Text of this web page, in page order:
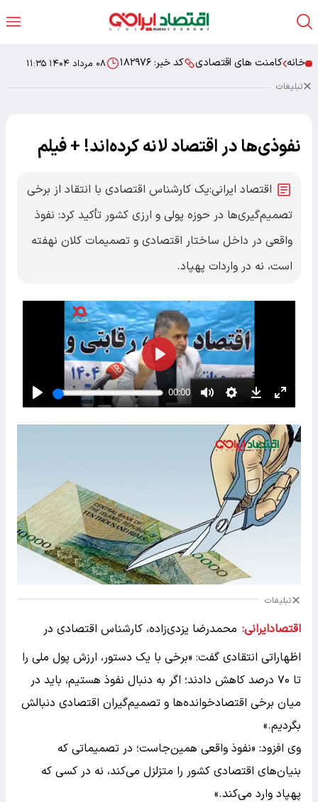
خانه کامنت های اقتصادی کد خبر: ۱۸۲۹۷۶ ۰۸ مرداد ۱۴۰۴ ۱۱:۳۵
تبلیغات
نفوذی‌ها در اقتصاد لانه کرده‌اند! + فیلم
اقتصاد ایرانی:یک کارشناس اقتصادی با انتقاد از برخی
تصمیم‌گیری‌ها در حوزه پولی و ارزی کشور تأکید کرد: نفوذ
واقعی در داخل ساختار اقتصادی و تصمیمات کلان نهفته
است، نه در واردات پهپاد.
تبلیغات
اقتصادایرانی: محمدرضا یزدی‌زاده، کارشناس اقتصادی در
اظهاراتی انتقادی گفت: «برخی با یک دستور، ارزش پول ملی را
تا ۷۰ درصد کاهش دادند؛ اگر به دنبال نفوذ هستیم، باید در
میان برخی اقتصادخوانده‌ها و تصمیم‌گیران اقتصادی دنبالش
بگردیم.»
وی افزود: «نفوذ واقعی همین‌جاست؛ در تصمیماتی که
بنیان‌های اقتصادی کشور را متزلزل می‌کند، نه در کسی که
پهپاد وارد می‌کند.»